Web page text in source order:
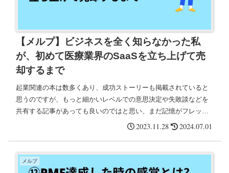
【メルプ】ビジネスを全く知らなかった私
が、初めて医療業界のSaaSを立ち上げて売
却するまで
起業関連の本は数多くあり、成功ストーリーも掲載されていると
思うのですが、もっと細かいレベルでの意思決定や失敗談などを
共有する記事があっても良いのではと思い、まだ記憶がフレッシ
ュなうちに、メルプの創業振り返り連載記事を記載しようと思い
2023.11.28 2024.07.01
メルプ